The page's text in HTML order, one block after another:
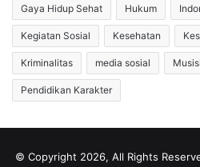
Gaya Hidup Sehat Hukum
Kegiatan Sosial Kesehatan
Kriminalitas media sosial Musisi
Pendidikan Karakter
© Copyright 2026, All Rights